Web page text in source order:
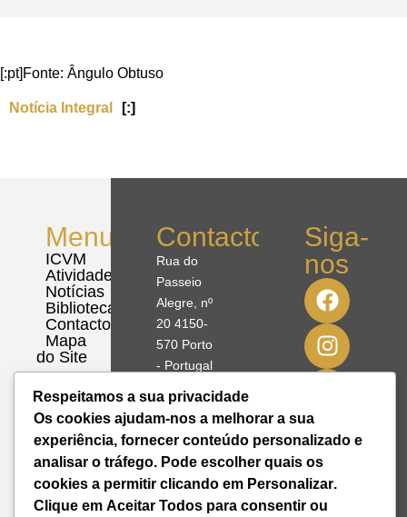
[:pt]Fonte: Ângulo Obtuso
Notícia Integral [:]
Menu
ICVM
Atividades
Notícias
Biblioteca
Contactos
Mapa
do Site
Contactos
Rua do
Passeio
Alegre, nº
20 4150-
570 Porto
- Portugal
41º08'51,70"
N
8º39'41,76"
W
+351 228
Siga-
nos
Respeitamos a sua privacidade
Os cookies ajudam-nos a melhorar a sua
experiência, fornecer conteúdo personalizado e
analisar o tráfego. Pode escolher quais os
cookies a permitir clicando em Personalizar.
Clique em Aceitar Todos para consentir ou